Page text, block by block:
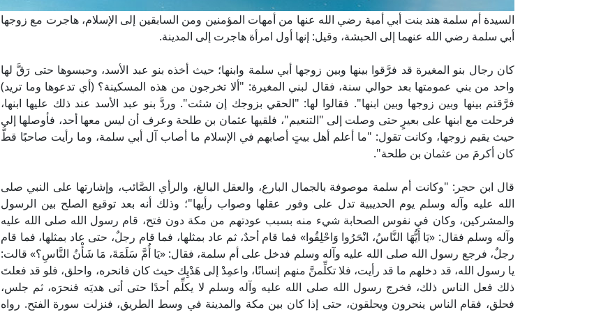
السيدة أم سلمة هند بنت أبي أمية رضي الله عنها من أمهات المؤمنين ومن السابقين إلى الإسلام، هاجرت مع زوجها
أبي سلمة رضي الله عنهما إلى الحبشة، وقيل: إنها أول امرأة هاجرت إلى المدينة.
كان رجال بنو المغيرة قد فرَّقوا بينها وبين زوجها أبي سلمة وابنها؛ حيث أخذه بنو عبد الأسد، وحبسوها حتى رَقَّ لها
واحد من بني عمومتها بعد حوالي سنة، فقال لبني المغيرة: "ألا تخرجون من هذه المسكينة؟ (أي تدعوها وما تريد)
فرَّقتم بينها وبين زوجها وبين ابنها". فقالوا لها: "الحقي بزوجك إن شئت". وردَّ بنو عبد الأسد عند ذلك عليها ابنها،
فرحلت مع ابنها على بعيرٍ حتى وصلت إلى "التنعيم"، فلقيها عثمان بن طلحة وعرف أن ليس معها أحد، فأوصلها إلى
حيث يقيم زوجها، وكانت تقول: "ما أعلم أهل بيتٍ أصابهم في الإسلام ما أصاب آل أبي سلمة، وما رأيت صاحبًا قطُّ
كان أكرمَ من عثمان بن طلحة".
قال ابن حجر: "وكانت أم سلمة موصوفة بالجمال البارع، والعقل البالغ، والرأي الصَّائب، وإشارتها على النبي صلى
الله عليه وآله وسلم يوم الحديبية تدل على وفور عقلها وصواب رأيها"؛ وذلك أنه بعد توقيع الصلح بين الرسول
والمشركين، وكان في نفوس الصحابة شيء منه بسبب عودتهم من مكة دون فتح، قام رسول الله صلى الله عليه
وآله وسلم فقال: «يَا أَيُّهَا النَّاسُ، انْحَرُوا وَاحْلِقُوا» فما قام أحدٌ، ثم عاد بمثلها، فما قام رجلٌ، حتى عاد بمثلها، فما قام
رجلٌ، فرجع رسول الله صلى الله عليه وآله وسلم فدخل على أم سلمة، فقال: «يَا أُمَّ سَلَمَةَ، مَا شَأْنُ النَّاسِ؟» قالت:
يا رسول الله، قد دخلهم ما قد رأيت، فلا تكلِّمنَّ منهم إنسانًا، واعمِدْ إلى هَدْيِك حيث كان فانحره، واحلق، فلو قد فعلتَ
ذلك فعل الناس ذلك، فخرج رسول الله صلى الله عليه وآله وسلم لا يكلِّم أحدًا حتى أتى هديَه فنحرَه، ثم جلس،
فحلق، فقام الناس ينحرون ويحلقون، حتى إذا كان بين مكة والمدينة في وسط الطريق، فنزلت سورة الفتح. رواه